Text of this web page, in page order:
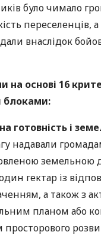
було чимало
переселенців, а
внаслідок
на основі 16
блоками:
готовність і
надавали
земельною
гектар із
а також з
планом або
просторового